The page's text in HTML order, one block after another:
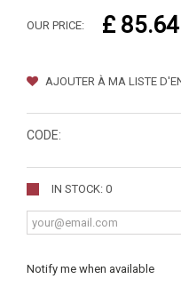
OUR PRICE: £ 85.64
AJOUTER À MA LISTE
CODE:
IN STOCK: 0
Notify me when available